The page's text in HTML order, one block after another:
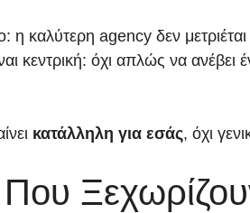
η καλύτερη agency δεν
κεντρική: όχι απλώς να
κατάλληλη για εσάς, όχι
Που